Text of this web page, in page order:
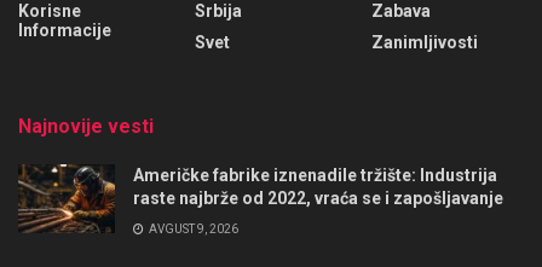
Korisne
Informacije
Srbija
Svet
Zabava
Zanimljivosti
Najnovije vesti
Američke fabrike iznenadile tržište: Industrija
raste najbrže od 2022, vraća se i zapošljavanje
AVGUST 9, 2026